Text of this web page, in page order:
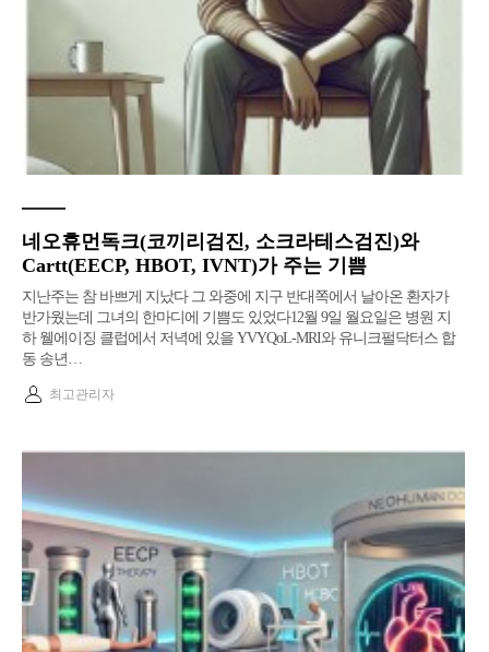
네오휴먼독크(코끼리검진, 소크라테스검진)와
Cartt(EECP, HBOT, IVNT)가 주는 기쁨
지난주는 참 바쁘게 지났다 그 와중에 지구 반대쪽에서 날아온 환자가
반가웠는데 그녀의 한마디에 기쁨도 있었다12월 9일 월요일은 병원 지
하 웰에이징 클럽에서 저녁에 있을 YVYQoL-MRI와 유니크펄닥터스 합
동 송년…
최고관리자